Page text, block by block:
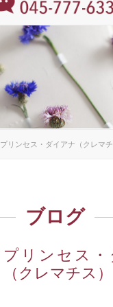
プリンセス・ダイアナ（クレマチ
ブログ
プリンセス・
（クレマチス）